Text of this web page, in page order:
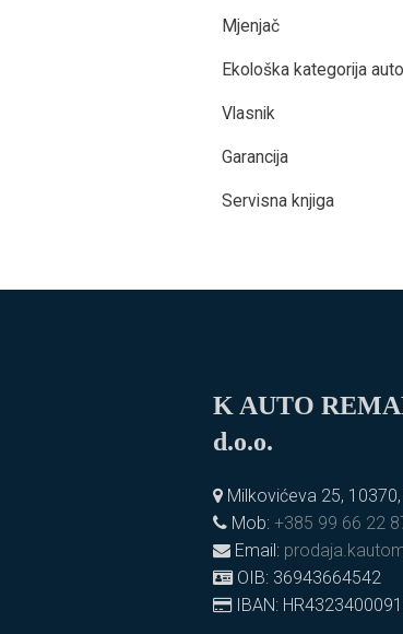
Mjenjač
Ekološka kategorija
Vlasnik
Garancija
Servisna knjiga
K AUTO
d.o.o.
Milkovićeva 25,
Mob:+385 99 66 22
Email:
OIB: 36943664542
IBAN: